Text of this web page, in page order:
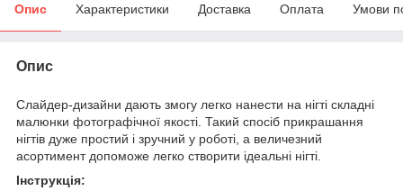
Опис Характеристики Доставка Оплата Умови
Опис
Слайдер-дизайни дають змогу легко нанести на нігті складні
малюнки фотографічної якості. Такий спосіб прикрашання
нігтів дуже простий і зручний у роботі, а величезний
асортимент допоможе легко створити ідеальні нігті.
Інструкція: